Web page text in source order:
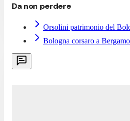
Da non perdere
Orsolini patrimonio del
Bologna corsaro a Bergamo